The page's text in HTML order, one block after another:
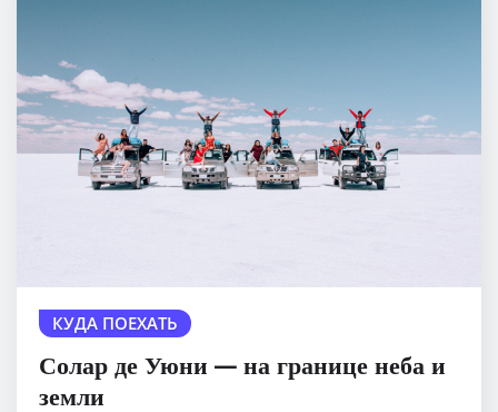
КУДА ПОЕХАТЬ
Солар де Уюни — на границе неба и
земли